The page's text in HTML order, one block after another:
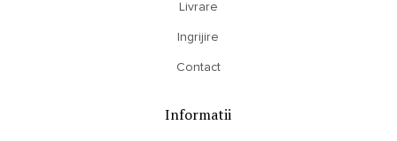
Livrare
Ingrijire
Contact
Informatii